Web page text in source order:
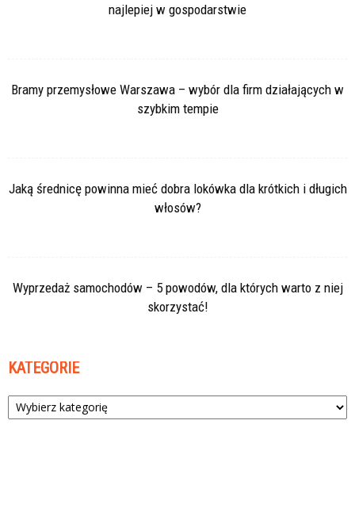
najlepiej w gospodarstwie
Bramy przemysłowe Warszawa – wybór dla firm działających w
szybkim tempie
Jaką średnicę powinna mieć dobra lokówka dla krótkich i długich
włosów?
Wyprzedaż samochodów – 5 powodów, dla których warto z niej
skorzystać!
KATEGORIE
Kategorie